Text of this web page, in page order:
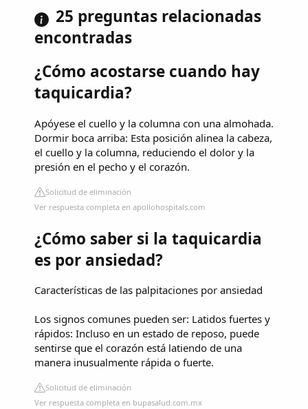
25 preguntas relacionadas
encontradas
¿Cómo acostarse cuando hay
taquicardia?
Apóyese el cuello y la columna con una almohada.
Dormir boca arriba: Esta posición alinea la cabeza,
el cuello y la columna, reduciendo el dolor y la
presión en el pecho y el corazón.
Solicitud de eliminación
Ver respuesta completa en apollohospitals.com
¿Cómo saber si la taquicardia
es por ansiedad?
Características de las palpitaciones por ansiedad
Los signos comunes pueden ser: Latidos fuertes y
rápidos: Incluso en un estado de reposo, puede
sentirse que el corazón está latiendo de una
manera inusualmente rápida o fuerte.
Solicitud de eliminación
Ver respuesta completa en bupasalud.com.mx